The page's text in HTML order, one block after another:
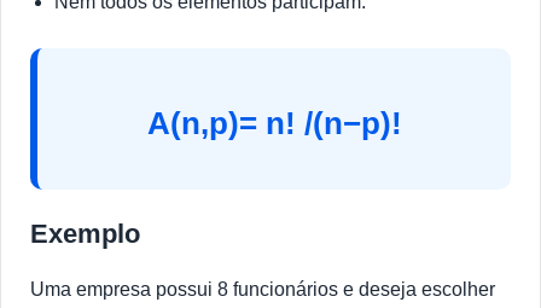
A(n,p)= n! /(n−p)!
Exemplo
Uma empresa possui 8 funcionários e deseja escolher